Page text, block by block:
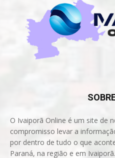
O Ivaiporã Online é um site de
compromisso levar a
por dentro de tudo o que
Paraná, na região e em